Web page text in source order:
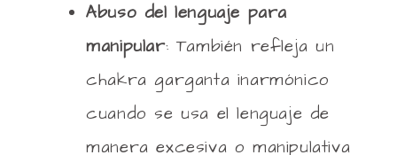
Abuso del lenguaje para
manipular: También refleja un
chakra garganta inarmónico
cuando se usa el lenguaje de
manera excesiva o manipulativa